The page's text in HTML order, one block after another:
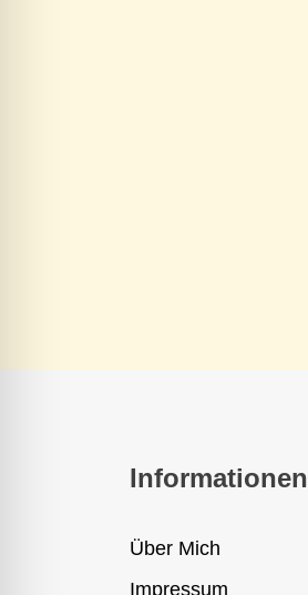
Informationen
Über Mich
Impressum